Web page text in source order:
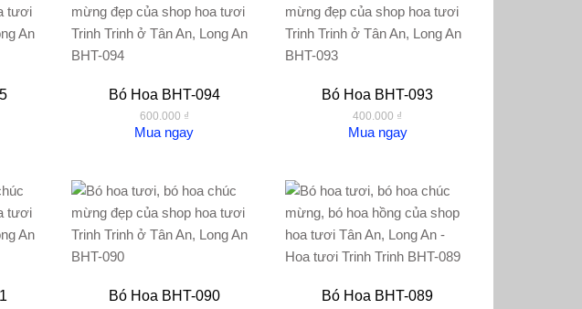
Bó Hoa BHT-094
600.000 ₫
Mua ngay
Bó Hoa BHT-093
400.000 ₫
Mua ngay
Bó Hoa BHT-090 Bó Hoa BHT-089